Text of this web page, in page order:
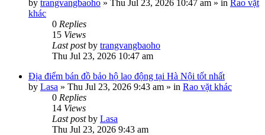
by trangvangbaoho » Thu Jul 23, 2026 10:47 am » in Rao vặt
khác
0 Replies
15 Views
Last postby trangvangbaoho
Thu Jul 23, 2026 10:47 am
Địa điểm bán đồ bảo hộ lao động tại Hà Nội tốt nhất
by Lasa » Thu Jul 23, 2026 9:43 am » in Rao vặt khác
0 Replies
14 Views
Last postby Lasa
Thu Jul 23, 2026 9:43 am